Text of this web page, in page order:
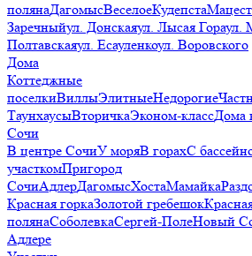
полянаДагомысВеселоеКудепста
Заречныйул. Донскаяул. Лысая Гораул.
Полтавскаяул. Есауленкоул. Воровского
Дома
Коттеджные
поселкиВиллыЭлитныеНедорогие
ТаунхаусыВторичкаЭконом-классДома
Сочи
В центре СочиУ моряВ горахС
участкомПригород
СочиАдлерДагомысХостаМамайка
Красная горкаЗолотой гребешок
полянаСоболевкаСергей-ПолеНовый
Адлере